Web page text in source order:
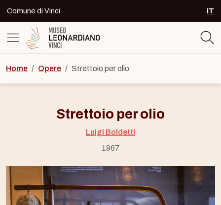
Comune di Vinci IT
Home / Opere / Strettoio per olio
Strettoio per olio
Luigi Boldetti
1967